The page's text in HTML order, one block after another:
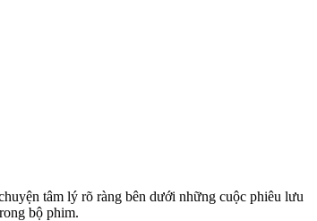
tâm lý rõ ràng bên dưới những cuộc phiêu lưu
bộ phim.